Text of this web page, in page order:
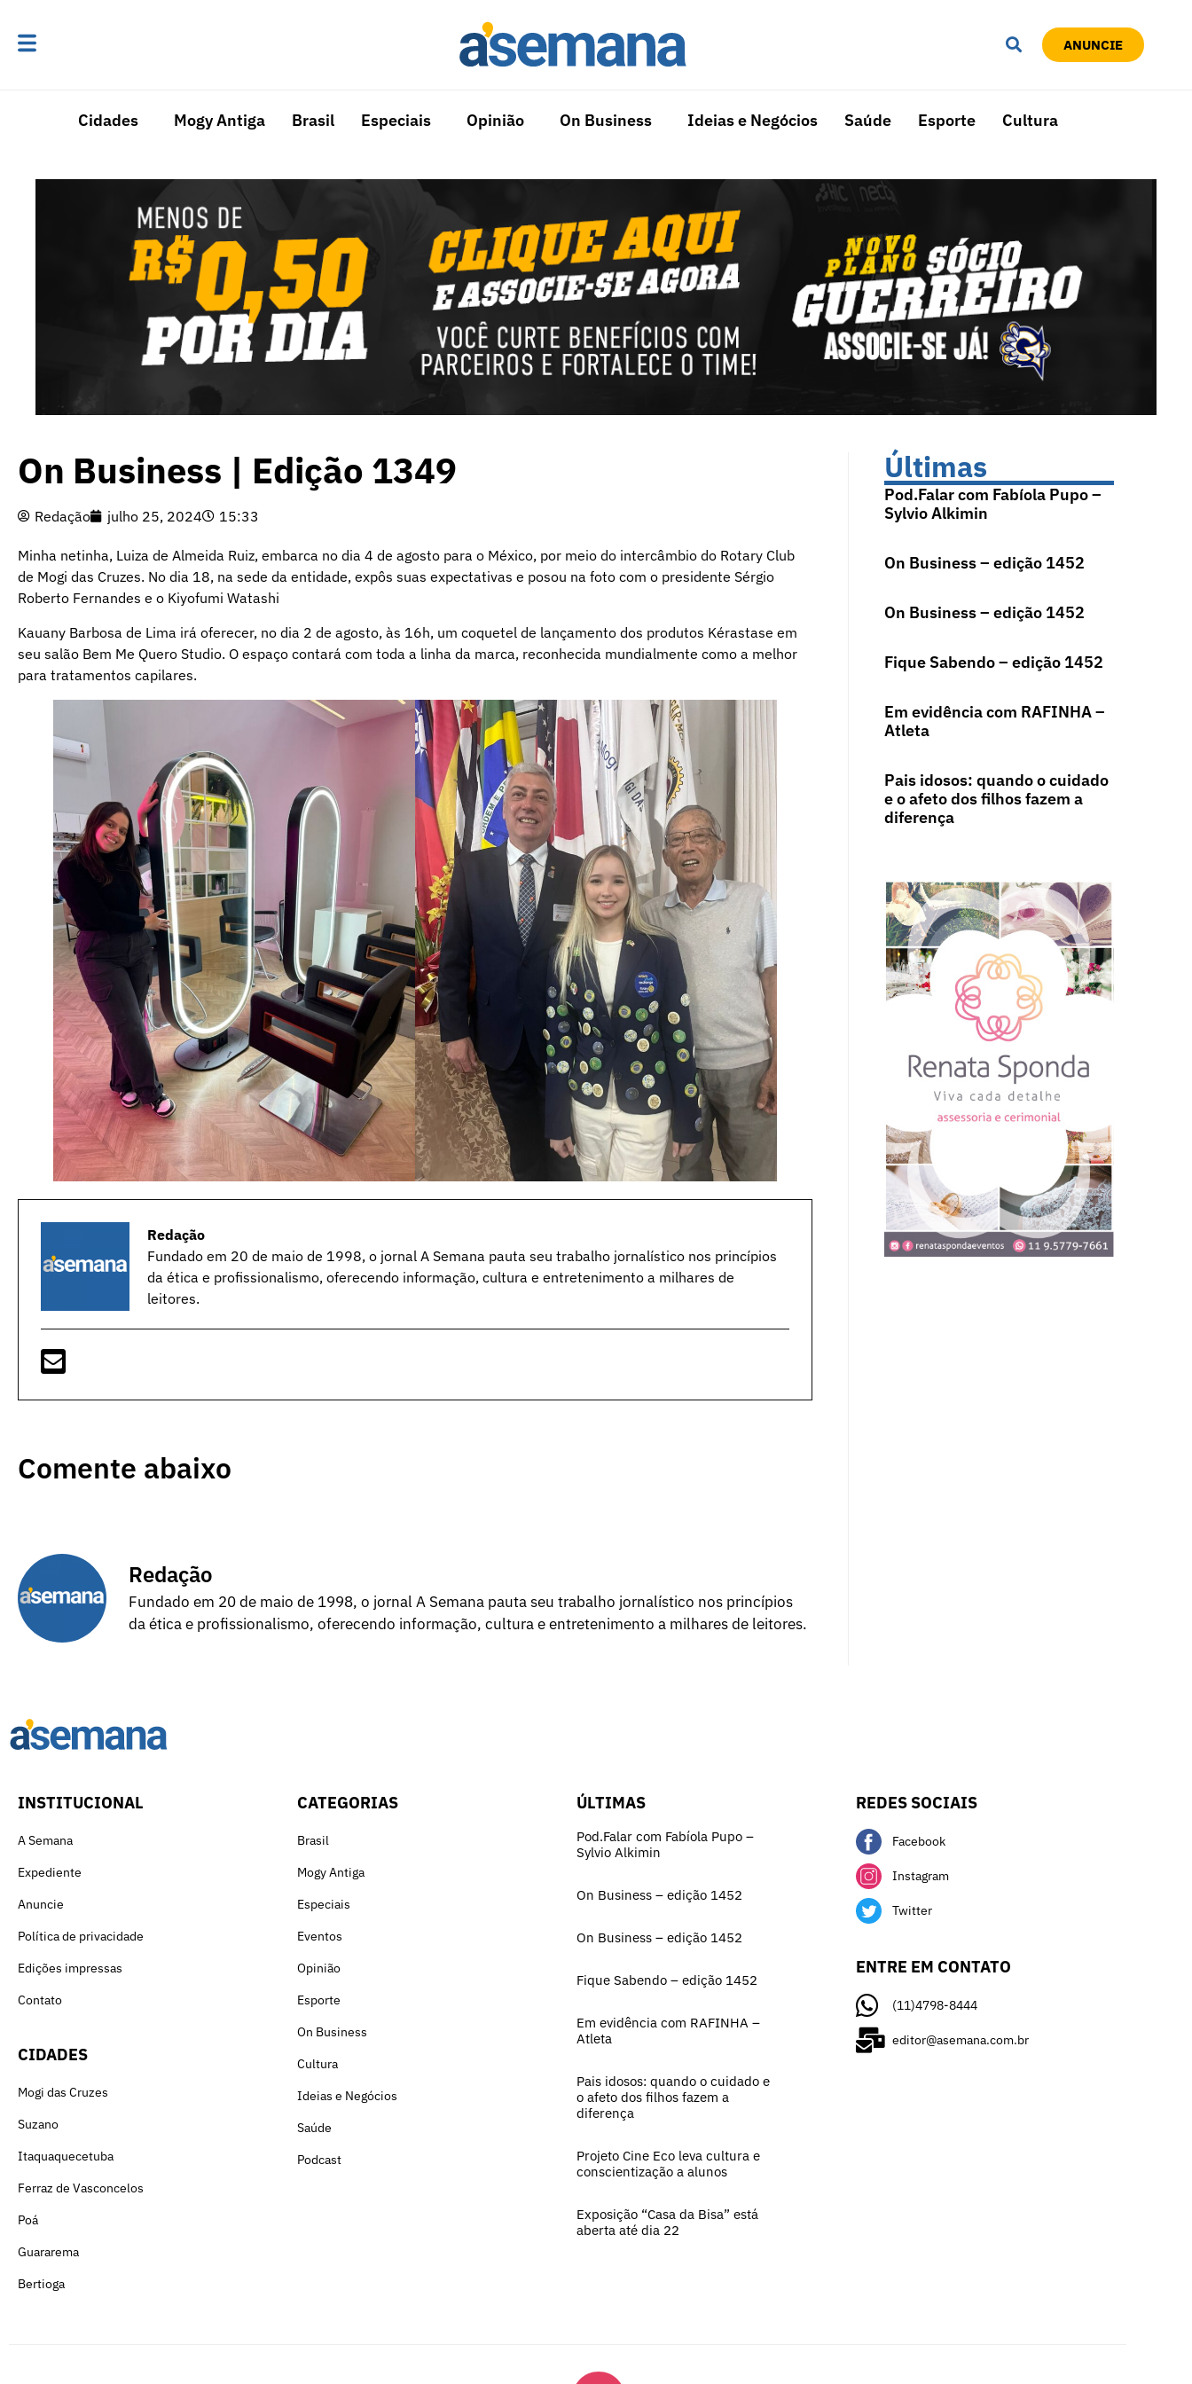
ANUNCIE
Cidades Mogy Antiga Brasil Especiais Opinião On Business Ideias e Negócios Saúde Esporte Cultura
On Business | Edição 1349
Redação julho 25, 2024 15:33
Minha netinha, Luiza de Almeida Ruiz, embarca no dia 4 de agosto para o México, por meio do intercâmbio do Rotary Club
de Mogi das Cruzes. No dia 18, na sede da entidade, expôs suas expectativas e posou na foto com o presidente Sérgio
Roberto Fernandes e o Kiyofumi Watashi
Kauany Barbosa de Lima irá oferecer, no dia 2 de agosto, às 16h, um coquetel de lançamento dos produtos Kérastase em
seu salão Bem Me Quero Studio. O espaço contará com toda a linha da marca, reconhecida mundialmente como a melhor
para tratamentos capilares.
Redação
Fundado em 20 de maio de 1998, o jornal A Semana pauta seu trabalho jornalístico nos princípios
da ética e profissionalismo, oferecendo informação, cultura e entretenimento a milhares de
leitores.
Comente abaixo
Redação
Fundado em 20 de maio de 1998, o jornal A Semana pauta seu trabalho jornalístico nos princípios
da ética e profissionalismo, oferecendo informação, cultura e entretenimento a milhares de leitores.
Últimas
Pod.Falar com Fabíola Pupo –
Sylvio Alkimin
On Business – edição 1452
On Business – edição 1452
Fique Sabendo – edição 1452
Em evidência com RAFINHA –
Atleta
Pais idosos: quando o cuidado
e o afeto dos filhos fazem a
diferença
INSTITUCIONAL
A Semana
Expediente
Anuncie
Política de privacidade
Edições impressas
Contato
CIDADES
Mogi das Cruzes
Suzano
Itaquaquecetuba
Ferraz de Vasconcelos
Poá
Guararema
Bertioga
CATEGORIAS
Brasil
Mogy Antiga
Especiais
Eventos
Opinião
Esporte
On Business
Cultura
Ideias e Negócios
Saúde
Podcast
ÚLTIMAS
Pod.Falar com Fabíola Pupo –
Sylvio Alkimin
On Business – edição 1452
On Business – edição 1452
Fique Sabendo – edição 1452
Em evidência com RAFINHA –
Atleta
Pais idosos: quando o cuidado e
o afeto dos filhos fazem a
diferença
Projeto Cine Eco leva cultura e
conscientização a alunos
Exposição “Casa da Bisa” está
aberta até dia 22
REDES SOCIAIS
Facebook
Instagram
Twitter
ENTRE EM CONTATO
(11)4798-8444
editor@asemana.com.br